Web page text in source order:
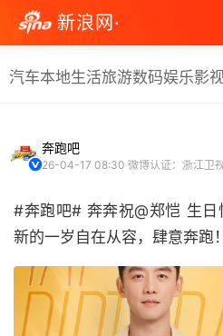
新浪网·
汽车本地生活旅游数码娱乐影
奔跑吧
26-04-17 08:30 微博认证：浙江卫
#奔跑吧# 奔奔祝@郑恺 生日
新的一岁自在从容，肆意奔跑